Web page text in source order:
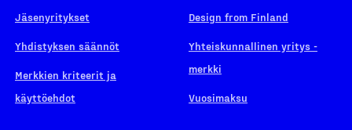
Jäsenyritykset
Yhdistyksen säännöt
Merkkien kriteerit ja
käyttöehdot
Design from Finland
Yhteiskunnallinen yritys -
merkki
Vuosimaksu